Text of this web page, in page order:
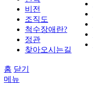
비전
조직도
척수장애란?
정관
찾아오시는길
홈 닫기
메뉴